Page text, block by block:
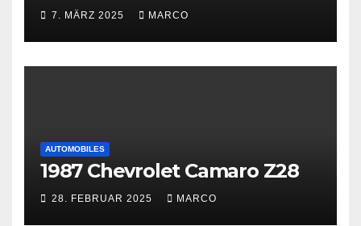
7. MÄRZ 2025 MARCO
AUTOMOBILES
1987 Chevrolet Camaro Z28
28. FEBRUAR 2025 MARCO